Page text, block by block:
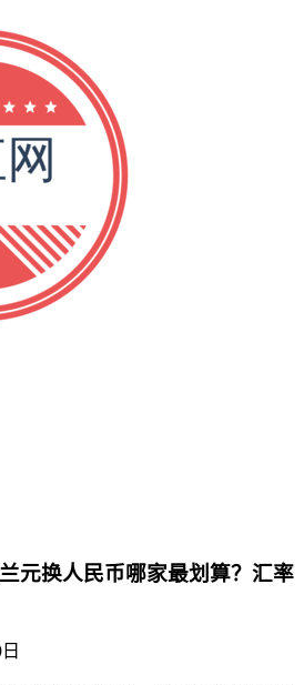
元换人民币哪家最划算？汇率